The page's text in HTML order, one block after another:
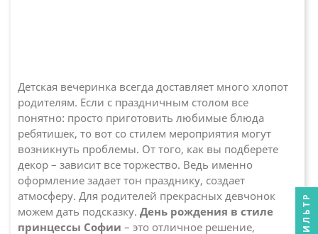
Детская вечеринка всегда доставляет много хлопот
родителям. Если с праздничным столом все
понятно: просто приготовить любимые блюда
ребятишек, то вот со стилем мероприятия могут
возникнуть проблемы. От того, как вы подберете
декор – зависит все торжество. Ведь именно
оформление задает тон празднику, создает
атмосферу. Для родителей прекрасных девчонок
можем дать подсказку. День рождения в стиле
принцессы Софии – это отличное решение, ФИЛЬТР